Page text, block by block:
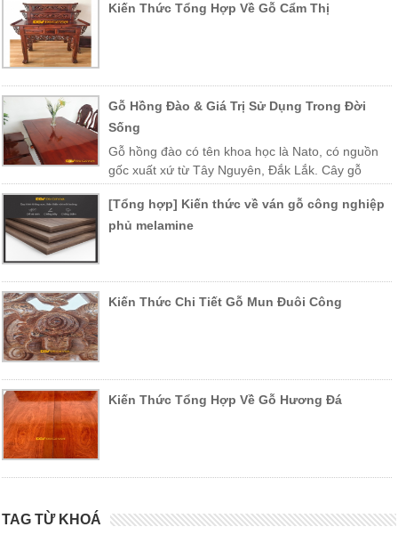
Kiến Thức Tổng Hợp Về Gỗ Cẩm Thị
Gỗ Hồng Đào & Giá Trị Sử Dụng Trong Đời
Sống
Gỗ hồng đào có tên khoa học là Nato, có nguồn
gốc xuất xứ từ Tây Nguyên, Đắk Lắk. Cây gỗ
được trồng nhiều ở các vùng miền Trung Việt Nam như Khánh Hòa,
Phú Yên, Lào, Campuchia…[Tổng hợp] Kiến thức về ván gỗ công nghiệp
phủ melamine
Kiến Thức Chi Tiết Gỗ Mun Đuôi Công
Kiến Thức Tổng Hợp Về Gỗ Hương Đá
TAG TỪ KHOÁ